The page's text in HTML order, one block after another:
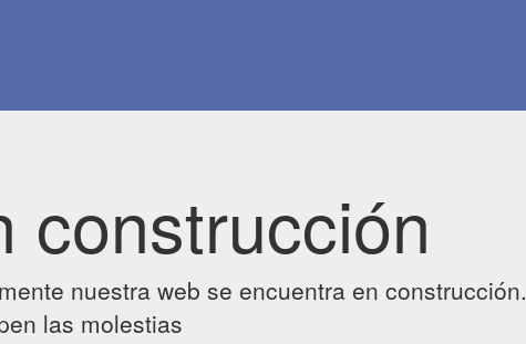
construcción
nuestra web se encuentra en construcción.
las molestias